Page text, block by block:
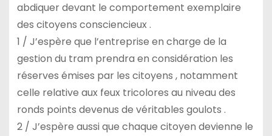
abdiquer devant le comportement exemplaire
des citoyens consciencieux .
1 / J’espère que l’entreprise en charge de la
gestion du tram prendra en considération les
réserves émises par les citoyens , notamment
celle relative aux feux tricolores au niveau des
ronds points devenus de véritables goulots .
2 / J’espère aussi que chaque citoyen devienne le